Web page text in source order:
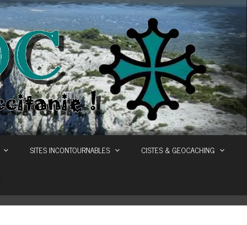
SITES INCONTOURNABLES CISTES & GEOCACHING